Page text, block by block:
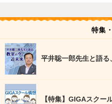
特集
平井聡一郎先生と語
【特集】GIGAスクー